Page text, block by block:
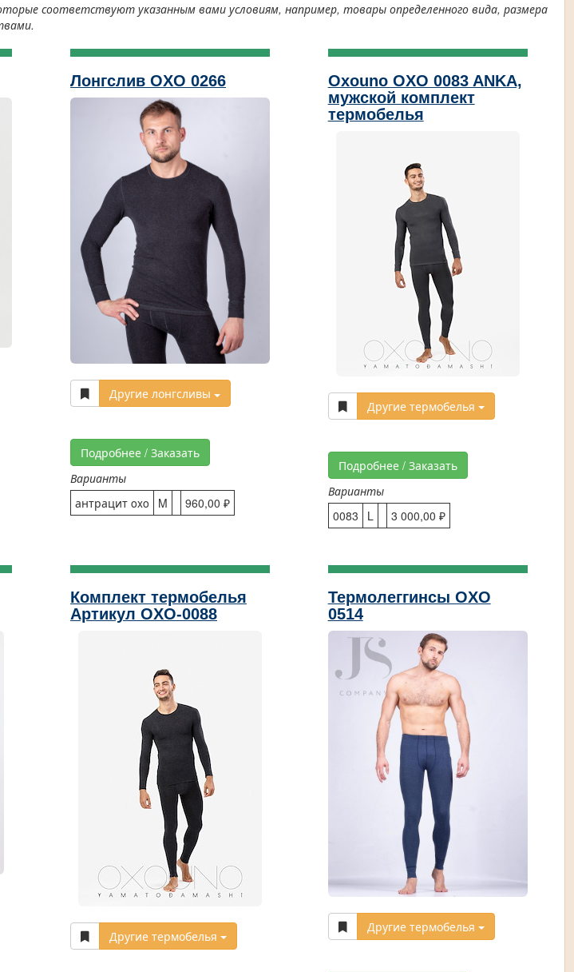
соответствуют указанным вами условиям, например, товары определенного вида, размера
Лонгслив OXO 0266
Другие лонгсливы
Подробнее / Заказать
Варианты
антрацит oxo
M 960,00 ₽
Oxouno OXO 0083 ANKA,
мужской комплект
термобелья
Другие термобелья
Подробнее / Заказать
Варианты
0083
L 3 000,00 ₽
Комплект термобелья
Артикул OXO-0088
Другие термобелья
Термолеггинсы OXO
0514
Другие термобелья